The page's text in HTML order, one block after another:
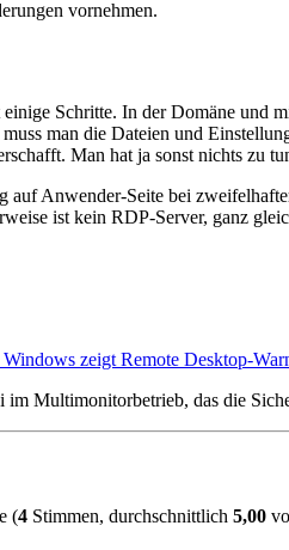
vornehmen.
Schritte. In der Domäne und
man die Dateien und
Man hat ja sonst nichts zu
Anwender-Seite bei
ist kein RDP-Server, ganz
zeigt Remote Desktop-
Multimonitorbetrieb, das die
(4 Stimmen, durchschnittlich 5,00